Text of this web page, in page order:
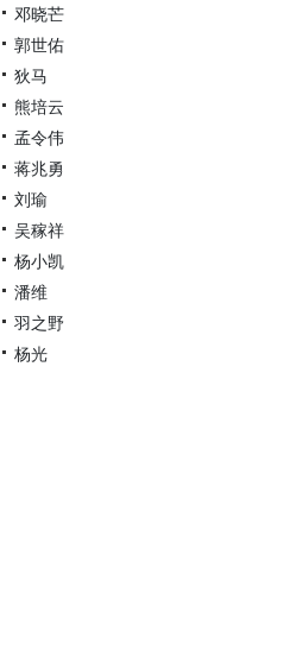
邓晓芒
郭世佑
狄马
熊培云
孟令伟
蒋兆勇
刘瑜
吴稼祥
杨小凯
潘维
羽之野
杨光